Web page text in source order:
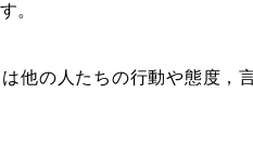
。
他の人たちの行動や態度，